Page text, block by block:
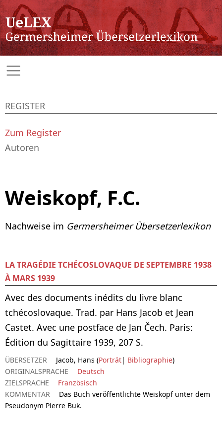
Weiskopf, F.C.
Nachweise im Germersheimer Übersetzerlexikon
LA TRAGÉDIE TCHÉCOSLOVAQUE DE SEPTEMBRE 1938
À MARS 1939
Avec des documents inédits du livre blanc
tchécoslovaque. Trad. par Hans Jacob et Jean
Castet. Avec une postface de Jan Čech. Paris:
Édition du Sagittaire 1939, 207 S.
ÜBERSETZER Jacob, Hans (Porträt| Bibliographie)
ORIGINALSPRACHE
Deutsch
ZIELSPRACHE
Französisch
KOMMENTAR
Das Buch veröffentlichte Weiskopf unter dem
Pseudonym Pierre Buk.
REGISTER
Zum Register
Autoren